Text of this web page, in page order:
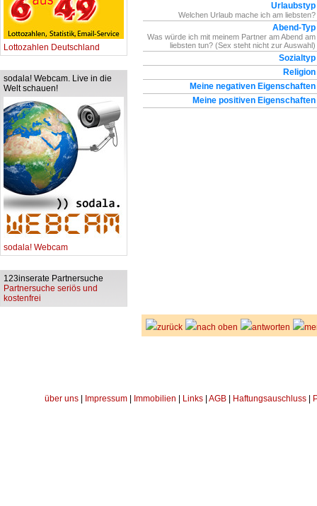
Lottozahlen Deutschland
sodala! Webcam. Live in die
Welt schauen!
sodala! Webcam
123inserate Partnersuche
Partnersuche seriös und
kostenfrei
Urlaubstyp
Welchen Urlaub mache ich am liebsten?
Abend-Typ
Was würde ich mit meinem Partner am Abend am
liebsten tun? (Sex steht nicht zur Auswahl)
Sozialtyp
Religion
Meine negativen Eigenschaften
Meine positiven Eigenschaften
zurück nach oben antworten
über uns Impressum Immobilien Links AGB Haftungsauschluss